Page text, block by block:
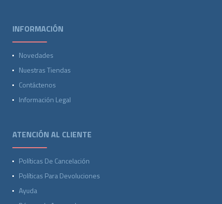
INFORMACIÓN
Novedades
Nuestras Tiendas
Contáctenos
Información Legal
ATENCIÓN AL CLIENTE
Políticas De Cancelación
Políticas Para Devoluciones
Ayuda